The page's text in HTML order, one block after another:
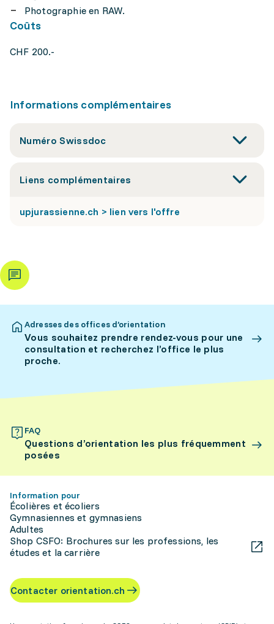
Photographie en RAW.
Coûts
CHF 200.-
Informations complémentaires
Numéro Swissdoc
Liens complémentaires
upjurassienne.ch > lien vers l'offre
Adresses des offices d’orientation
Vous souhaitez prendre rendez-vous pour une
consultation et recherchez l’office le plus
proche.
FAQ
Questions d’orientation les plus fréquemment
posées
Information pour
Écolières et écoliers
Gymnasiennes et gymnasiens
Adultes
Shop CSFO: Brochures sur les professions, les
études et la carrière
Contacter orientation.ch